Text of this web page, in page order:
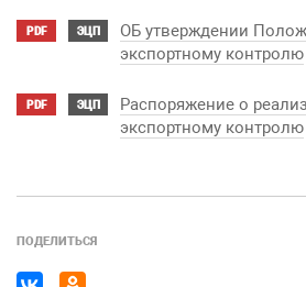
PDF ЭЦП
ОБ утверждении
экспортному контролю
PDF ЭЦП
Распоряжение о
экспортному контролю
ПОДЕЛИТЬСЯ